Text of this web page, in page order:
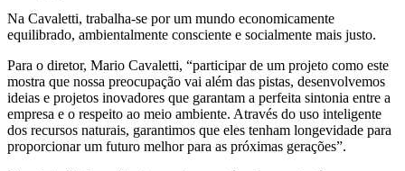
Na Cavaletti, trabalha-se por um mundo economicamente
equilibrado, ambientalmente consciente e socialmente mais justo.
Para o diretor, Mario Cavaletti, “participar de um projeto como este
mostra que nossa preocupação vai além das pistas, desenvolvemos
ideias e projetos inovadores que garantam a perfeita sintonia entre a
empresa e o respeito ao meio ambiente. Através do uso inteligente
dos recursos naturais, garantimos que eles tenham longevidade para
proporcionar um futuro melhor para as próximas gerações”.